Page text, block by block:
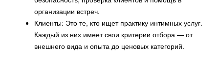
организации встреч.
Клиенты: Это те, кто ищет практику интимных услуг.
Каждый из них имеет свои критерии отбора — от
внешнего вида и опыта до ценовых категорий.